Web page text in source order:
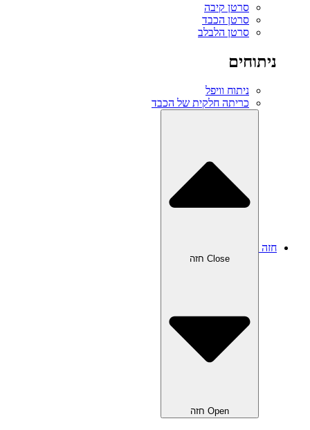
סרטן קיבה
סרטן הכבד
סרטן הלבלב
ניתוחים
ניתוח וויפל
כריתה חלקית של הכבד
חזה
Close חזה
Open חזה